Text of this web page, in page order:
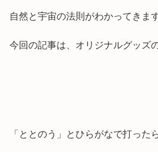
自然と宇宙の法則がわかってきま
今回の記事は、オリジナルグッズ
「ととのう」とひらがなで打った